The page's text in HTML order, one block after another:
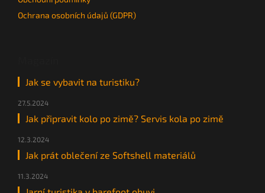
Ochrana osobních údajů (GDPR)
Jak se vybavit na turistiku?
27.5.2024
Jak připravit kolo po zimě? Servis kola po zimě
12.3.2024
Jak prát oblečení ze Softshell materiálů
11.3.2024